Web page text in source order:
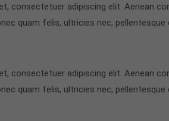
consectetuer adipiscing elit. Aenean
quam felis, ultricies nec, pellentesque
consectetuer adipiscing elit. Aenean
quam felis, ultricies nec, pellentesque